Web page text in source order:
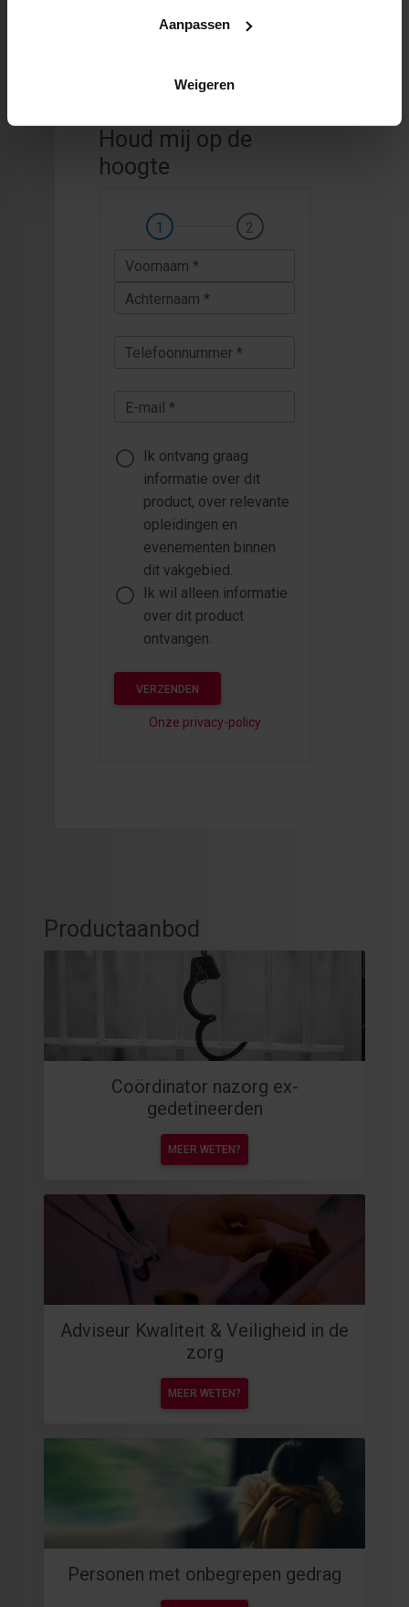
Aanpassen
Weigeren
Houd mij op de
hoogte
Voornaam *
Achternaam *
Telefoonnummer *
E-mail *
Ik ontvang graag
informatie over dit
product, over relevante
opleidingen en
evenementen binnen
dit vakgebied.
Ik wil alleen informatie
over dit product
ontvangen.
VERZENDEN
Onze privacy-policy
Productaanbod
Coördinator nazorg ex-
gedetineerden
MEER WETEN?
Adviseur Kwaliteit & Veiligheid in de
zorg
MEER WETEN?
Personen met onbegrepen gedrag